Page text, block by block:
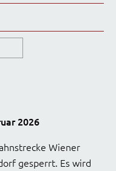
2026
Wiener
gesperrt. Es wird